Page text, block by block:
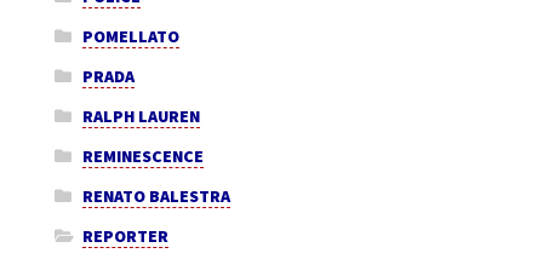
POMELLATO
PRADA
RALPH LAUREN
REMINESCENCE
RENATO BALESTRA
REPORTER